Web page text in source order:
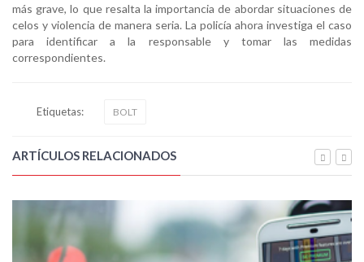
más grave, lo que resalta la importancia de abordar situaciones de
celos y violencia de manera seria. La policía ahora investiga el caso
para identificar a la responsable y tomar las medidas
correspondientes.
Etiquetas: BOLT
ARTÍCULOS RELACIONADOS